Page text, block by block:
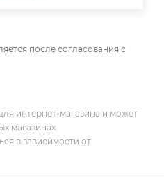
после согласования с
интернет-магазина и может
магазинах.
в зависимости от